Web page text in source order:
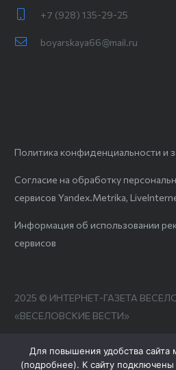
+7 (928) 135-29-25
boyarskaya66@mail.ru
Политика конфиденциальности и
Согласие на обработку
сервисов Yandex.Metrika,
Информация об использовании
сервисов
2025 © ИНТЕРНЕТ-ГАЗЕТА
«ВЕСЕЛОВСКИЕ ВЕСТИ»
Для повышения удобства сайта
(подробнее). К сайту